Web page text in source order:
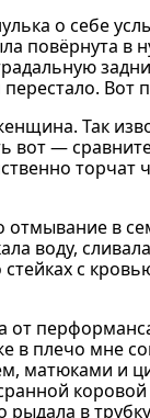
о себе
повёрнута в
перестало.
Так
вот —
в
воду,
стейках с
от
в плечо мне
матюками и
в